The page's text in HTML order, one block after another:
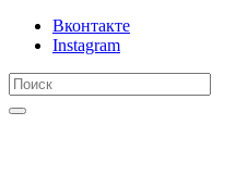
Вконтакте
Instagram